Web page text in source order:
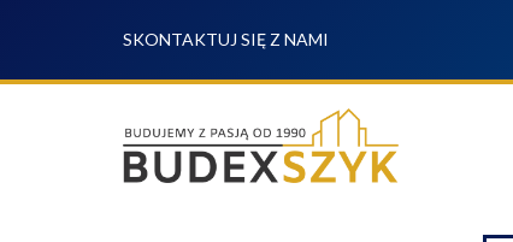
SKONTAKTUJ SIĘ Z NAMI